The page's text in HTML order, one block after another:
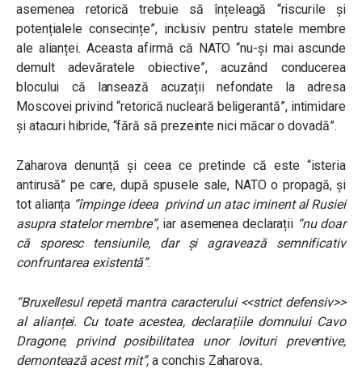
asemenea retorică trebuie să înțeleagă “riscurile și
potențialele consecințe”, inclusiv pentru statele membre
ale alianței. Aceasta afirmă că NATO “nu-și mai ascunde
demult adevăratele obiective”, acuzând conducerea
blocului că lansează acuzații nefondate la adresa
Moscovei privind “retorică nucleară beligerantă”, intimidare
și atacuri hibride, “fără să prezeinte nici măcar o dovadă”.
Zaharova denunță și ceea ce pretinde că este “isteria
antirusă” pe care, după spusele sale, NATO o propagă, și
tot alianța “împinge ideea privind un atac iminent al Rusiei
asupra statelor membre”, iar asemenea declarații “nu doar
că sporesc tensiunile, dar și agravează semnificativ
confruntarea existentă”.
“Bruxellesul repetă mantra caracterului <<strict defensiv>>
al alianței. Cu toate acestea, declarațiile domnului Cavo
Dragone, privind posibilitatea unor lovituri preventive,
demontează acest mit”,a conchis Zaharova.